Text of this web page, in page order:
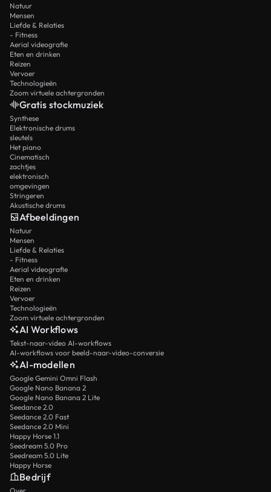
Natuur
Mensen
Liefde & Relaties
- Fitness
Aerial videografie
Eten en drinken
Reizen
Vervoer
Technologieën
Zoom virtuele achtergronden
Gratis stockmuziek
Synthese
Elektronische drums
sleutels
Het piano
Cinematisch
zachtjes
elektronisch
omgevingen
Stringeren
Akustische drums
Afbeeldingen
Natuur
Mensen
Liefde & Relaties
- Fitness
Aerial videografie
Eten en drinken
Reizen
Vervoer
Technologieën
Zoom virtuele achtergronden
AI Workflows
Tekst-naar-video AI-workflows
AI-workflows voor beeld-naar-video-conversie
AI-modellen
Google Gemini Omni Flash
Google Nano Banana 2
Google Nano Banana 2 Lite
Seedance 2.0
Seedance 2.0 Fast
Seedance 2.0 Mini
Happy Horse 1.1
Seedream 5.0 Pro
Seedream 5.0 Lite
Happy Horse
Bedrijf
Over